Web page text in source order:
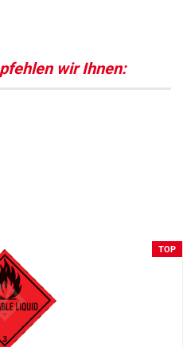
wir Ihnen:
TOP